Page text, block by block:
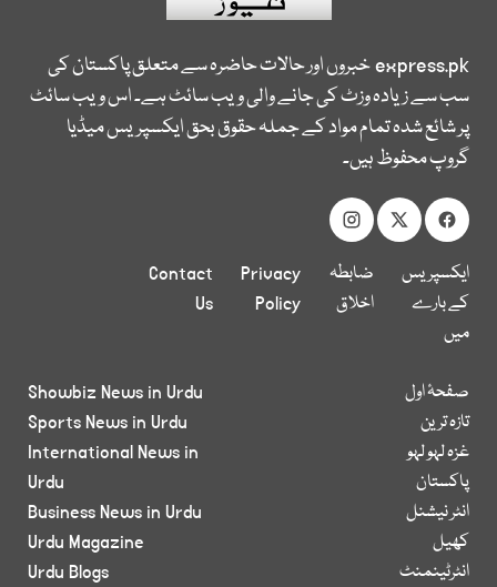
express.pkخبروں اور حالات حاضرہ سے متعلق پاکستان کی
سب سے زیادہ وزٹ کی جانے والی ویب سائٹ ہے۔ اس ویب سائٹ
پر شائع شدہ تمام مواد کے جملہ حقوق بحق ایکسپریس میڈیا
گروپ محفوظ ہیں۔
ایکسپریس
کے بارے
میں
ضابطہ
اخلاق
Privacy
Policy
Contact
Us
صفحۂ اول
تازہ ترین
غزہ لہو لہو
پاکستان
انٹر نیشنل
کھیل
انٹرٹینمنٹ
Showbiz News in Urdu
Sports News in Urdu
International News in
Urdu
Business News in Urdu
Urdu Magazine
Urdu Blogs